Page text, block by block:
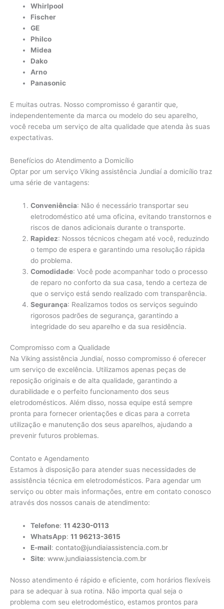
Whirlpool
Fischer
GE
Philco
Midea
Dako
Arno
Panasonic
E muitas outras. Nosso compromisso é garantir que,
independentemente da marca ou modelo do seu aparelho,
você receba um serviço de alta qualidade que atenda às suas
expectativas.
Benefícios do Atendimento a Domicílio
Optar por um serviço Viking assistência Jundiaí a domicílio traz
uma série de vantagens:
Conveniência: Não é necessário transportar seu
eletrodoméstico até uma oficina, evitando transtornos e
riscos de danos adicionais durante o transporte.
Rapidez: Nossos técnicos chegam até você, reduzindo
o tempo de espera e garantindo uma resolução rápida
do problema.
Comodidade: Você pode acompanhar todo o processo
de reparo no conforto da sua casa, tendo a certeza de
que o serviço está sendo realizado com transparência.
Segurança: Realizamos todos os serviços seguindo
rigorosos padrões de segurança, garantindo a
integridade do seu aparelho e da sua residência.
Compromisso com a Qualidade
Na Viking assistência Jundiaí, nosso compromisso é oferecer
um serviço de excelência. Utilizamos apenas peças de
reposição originais e de alta qualidade, garantindo a
durabilidade e o perfeito funcionamento dos seus
eletrodomésticos. Além disso, nossa equipe está sempre
pronta para fornecer orientações e dicas para a correta
utilização e manutenção dos seus aparelhos, ajudando a
prevenir futuros problemas.
Contato e Agendamento
Estamos à disposição para atender suas necessidades de
assistência técnica em eletrodomésticos. Para agendar um
serviço ou obter mais informações, entre em contato conosco
através dos nossos canais de atendimento:
Telefone:11 4230-0113
WhatsApp:11 96213-3615
E-mail:contato@jundiaiassistencia.com.br
Site:www.jundiaiassistencia.com.br
Nosso atendimento é rápido e eficiente, com horários flexíveis
para se adequar à sua rotina. Não importa qual seja o
problema com seu eletrodoméstico, estamos prontos para